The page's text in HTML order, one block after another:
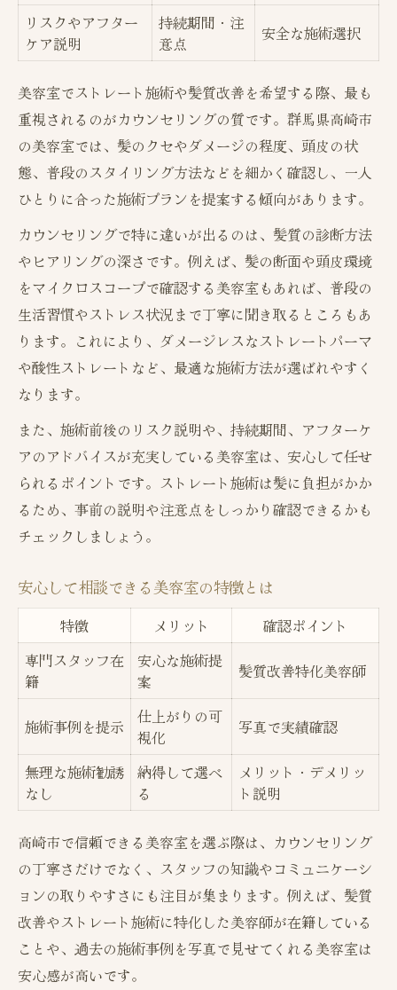
リスクやアフター
ケア説明
持続期間・注
意点
安全な施術選択
美容室でストレート施術や髪質改善を希望する際、最も
重視されるのがカウンセリングの質です。群馬県高崎市
の美容室では、髪のクセやダメージの程度、頭皮の状
態、普段のスタイリング方法などを細かく確認し、一人
ひとりに合った施術プランを提案する傾向があります。
カウンセリングで特に違いが出るのは、髪質の診断方法
やヒアリングの深さです。例えば、髪の断面や頭皮環境
をマイクロスコープで確認する美容室もあれば、普段の
生活習慣やストレス状況まで丁寧に聞き取るところもあ
ります。これにより、ダメージレスなストレートパーマ
や酸性ストレートなど、最適な施術方法が選ばれやすく
なります。
また、施術前後のリスク説明や、持続期間、アフターケ
アのアドバイスが充実している美容室は、安心して任せ
られるポイントです。ストレート施術は髪に負担がかか
るため、事前の説明や注意点をしっかり確認できるかも
チェックしましょう。
安心して相談できる美容室の特徴とは
特徴 メリット
確認ポイント
専門スタッフ在
籍
安心な施術提
案
髪質改善特化美容師
施術事例を提示
仕上がりの可
視化
写真で実績確認
無理な施術勧誘
なし
納得して選べ
る
メリット・デメリッ
ト説明
高崎市で信頼できる美容室を選ぶ際は、カウンセリング
の丁寧さだけでなく、スタッフの知識やコミュニケーシ
ョンの取りやすさにも注目が集まります。例えば、髪質
改善やストレート施術に特化した美容師が在籍している
ことや、過去の施術事例を写真で見せてくれる美容室は
安心感が高いです。